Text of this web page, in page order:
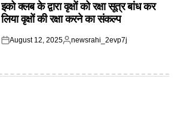
इको क्लब के द्वारा वृक्षों को रक्षा सूत्र बांध कर
लिया वृक्षों की रक्षा करने का संकल्प
Posted
August 12, 2025
Posted
newsrahi_2evp7j